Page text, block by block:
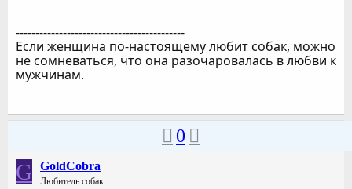
-------------------------------------------
Если женщина по-настоящему любит собак, можно
не сомневаться, что она разочаровалась в любви к
мужчинам.
0
G GoldCobra
Любитель собак